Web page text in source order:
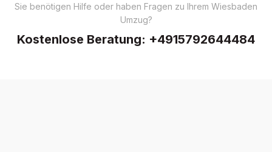
Sie benötigen Hilfe oder haben Fragen zu Ihrem Wiesbaden
Umzug?
Kostenlose Beratung: +4915792644484